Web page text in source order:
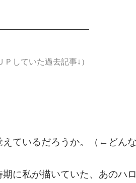
Ｐしていた過去記事↓）
えているだろうか。（←どんな
に私が描いていた、あのハ